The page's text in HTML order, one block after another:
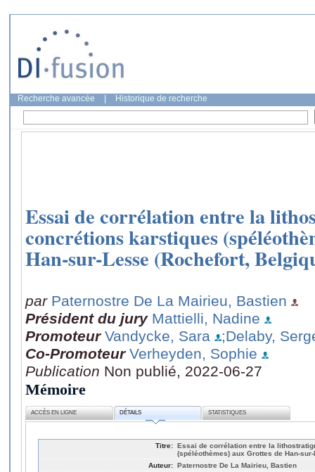
Recherche avancée Historique de recherche
Essai de corrélation entre la
concrétions karstiques
Han-sur-Lesse (Rochefort,
par Paternostre De La Mairieu, Bastien
Président du jury Mattielli, Nadine
Promoteur Vandycke, Sara
;Delaby,
Co-Promoteur Verheyden, Sophie
Publication Non publié, 2022-06-27
Mémoire
ACCÈS EN LIGNE DÉTAILS STATISTIQUES
Titre: Essai de corrélation entre la
(spéléothèmes) aux Grottes de Han-
Auteur: Paternostre De La Mairieu, Bastien